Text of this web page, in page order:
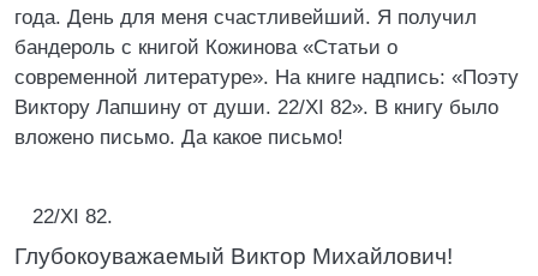
года. День для меня счастливейший. Я получил
бандероль с книгой Кожинова «Статьи о
современной литературе». На книге надпись: «Поэту
Виктору Лапшину от души. 22/XI 82». В книгу было
вложено письмо. Да какое письмо!
22/XI 82.
Глубокоуважаемый Виктор Михайлович!